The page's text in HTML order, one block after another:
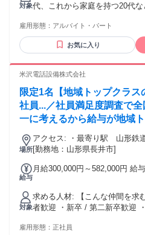
対象代、これから家庭を持つ20代
です。 産休・育休を何度も取
出産などライフスタイルが変
ったりです。 【在籍社員はここから通勤しています！】 山形
山町／天童市／寒河江市／ 東
データ入力／軽作業／在宅／
ン／販売／カラオケ／ ホテル
職者が多数活躍中！ ＜勤務スタッフの声＞ ✅20代・女性／勤
続1年 旅行が好きで、観光に
した。 未経験でも先輩が丁寧
お客様に『ありがとう』と言っ
抱え込まずに働けます。 コミ
かりしていて、休みも多いの
やすくて、仕事とプライベー
魅力だと思います。 早番・遅
ッシュを避けられるのは助かっ
雇用形態： アルバイト・パート
お気に入り
米沢電話設備株式会社
限定1名【地域トップクラス
社員...／社員満足度調査で
一に考えるから給与が地域
かり年2回支給♪
場所
アクセス: ・最寄り駅
[勤務地：山形県長井市]
給与
月給300,000円～582,000円 給与: 固定残業代あり：月
￥40,774（22時間相当分）を
追加で支給する。 給与:月給300,774円〜582,327円＋賞与年2
回 ■賞与：年2回（約4.0か月
給 75.6万超え ■昇給：年2回（6
対象
求める人材: 【こんな仲間を求む!!(求める人物像)】 ・未経験
者歓迎 ・新卒 / 第二新卒歓迎
ミュニケーションを取るのが好
雇用形態： 正社員